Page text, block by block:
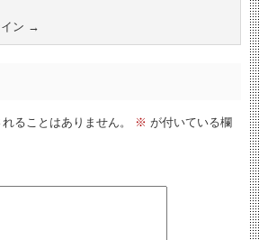
ン →
ることはありません。 ※ が付いている欄